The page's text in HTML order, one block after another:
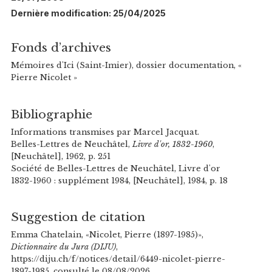
Dernière modification: 25/04/2025
Fonds d’archives
Mémoires d'Ici (Saint-Imier), dossier documentation, «
Pierre Nicolet »
Bibliographie
Informations transmises par Marcel Jacquat.
Belles-Lettres de Neuchâtel, Livre d'or, 1832-1960,
[Neuchâtel], 1962, p. 251
Société de Belles-Lettres de Neuchâtel, Livre d'or
1832-1960 : supplément 1984, [Neuchâtel], 1984, p. 18
Suggestion de citation
Emma Chatelain, «Nicolet, Pierre (1897-1985)»,
Dictionnaire du Jura (DIJU),
https://diju.ch/f/notices/detail/6449-nicolet-pierre-